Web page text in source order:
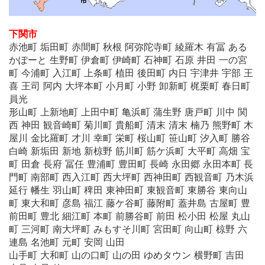
下関市
赤池町 垢田町 赤間町 秋根 阿弥陀寺町 綾羅木 有冨 ある
かぽーと 生野町 伊倉町 伊崎町 石神町 石原 井田 一の宮
町 今浦町 入江町 上条町 植田 後田町 内日 宇津井 宇部 王
喜 王司 阿内 大坪本町 小月町 小野 卸新町 梶栗町 春日町
員光
形山町 上新地町 上田中町 亀浜町 蒲生野 唐戸町 川中 関
西 神田 観音崎町 菊川町 貴船町 清末 清末 楠乃 熊野町 木
屋川 金比羅町 才川 幸町 栄町 桜山町 笹山町 汐入町 勝谷
白崎 新垢田 新地 新椋野 筋川町 筋ケ浜町 大平町 高畑 宝
町 田倉 長府 冨任 豊浦町 豊田町 長崎 永田郷 永田本町 長
門町 南部町 西入江町 西大坪町 西神田町 西観音町 乃木浜
延行 幡生 羽山町 稗田 東神田町 東観音町 東勝谷 東向山
町 東大和町 彦島 福江 藤ケ谷町 藤附町 蓋井島 古屋町 豊
前田町 豊北 細江町 本町 前勝谷町 前田 松小田 松屋 丸山
町 三河町 南大坪町 みもすそ川町 宮田町 向山町 椋野 六
連島 名池町 元町 安岡 山田
山手町 大和町 山の口町 山の田 ゆめタウン 横野町 吉田